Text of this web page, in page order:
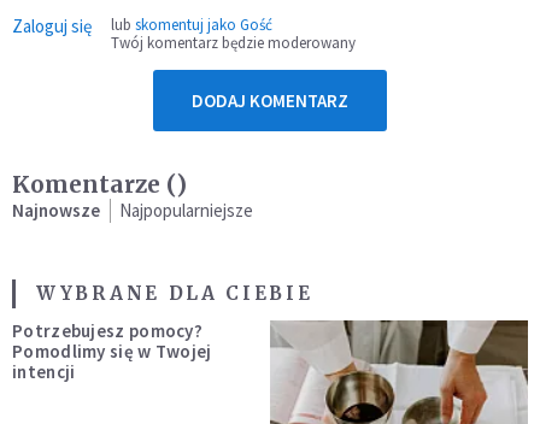
Zaloguj się lub skomentuj jako Gość
Twój komentarz będzie moderowany
DODAJ KOMENTARZ
Komentarze ()
Najnowsze Najpopularniejsze
WYBRANE DLA CIEBIE
Potrzebujesz pomocy?
Pomodlimy się w Twojej
intencji